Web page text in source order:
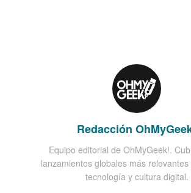
Redacción
Equipo editorial de OhMyGeek!.
lanzamientos globales más
tecnología y cultura digital.